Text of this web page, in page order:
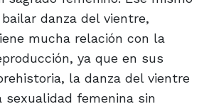
danza del vientre,
mucha relación con la
ya que en sus
la danza del vientre
sexualidad femenina sin